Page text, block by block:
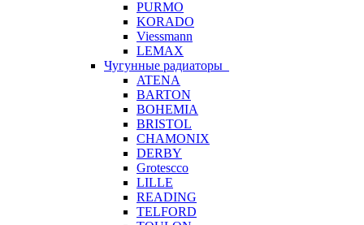
PURMO
KORADO
Viessmann
LEMAX
Чугунные радиаторы
ATENA
BARTON
BOHEMIA
BRISTOL
CHAMONIX
DERBY
Grotescco
LILLE
READING
TELFORD